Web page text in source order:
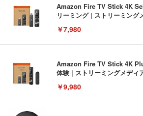
Amazon Fire TV Stick 4K
リーミング | ストリーミング
￥7,980
Amazon Fire TV Stick 4K
体験 | ストリーミングメディ
￥9,980